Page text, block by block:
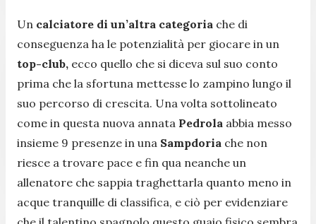
Un calciatore di un’altra categoria che di
conseguenza ha le potenzialità per giocare in un
top-club, ecco quello che si diceva sul suo conto
prima che la sfortuna mettesse lo zampino lungo il
suo percorso di crescita. Una volta sottolineato
come in questa nuova annata Pedrola abbia messo
insieme 9 presenze in una Sampdoria che non
riesce a trovare pace e fin qua neanche un
allenatore che sappia traghettarla quanto meno in
acque tranquille di classifica, e ciò per evidenziare